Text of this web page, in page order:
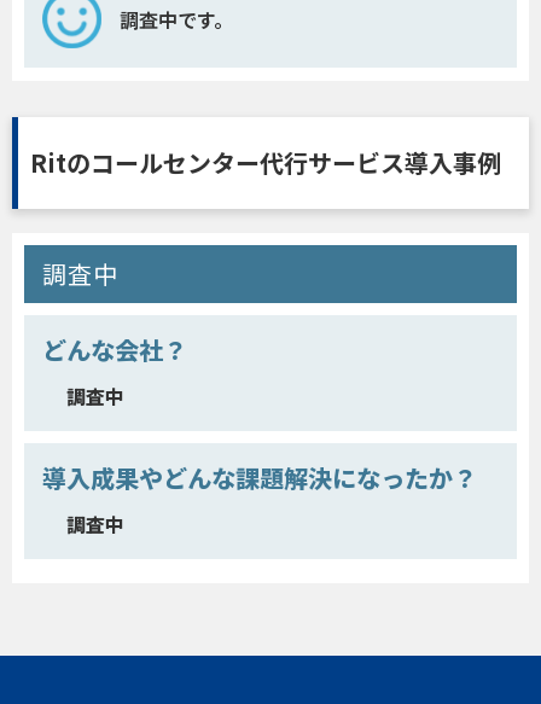
調査中です。
Ritのコールセンター代行サービス導入事例
調査中
どんな会社？
調査中
導入成果やどんな課題解決になったか？
調査中